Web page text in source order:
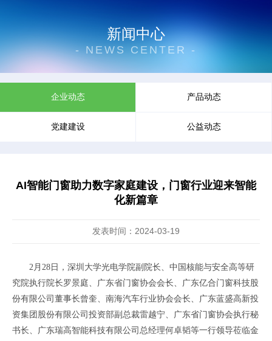
新闻中心
- NEWS CENTER -
企业动态 产品动态
党建建设 公益动态
AI智能门窗助力数字家庭建设，门窗行业迎来智能
化新篇章
发表时间：2024-03-19
2月28日，深圳大学光电学院副院长、中国核能与安全高等研
究院执行院长罗景庭、广东省门窗协会会长、广东亿合门窗科技股
份有限公司董事长曾奎、南海汽车行业协会会长、广东蓝盛高新投
资集团股份有限公司投资部副总裁雷越宁、广东省门窗协会执行秘
书长、广东瑞高智能科技有限公司总经理何卓韬等一行领导莅临金